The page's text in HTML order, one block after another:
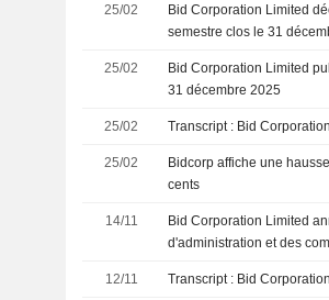
25/02
Bid Corporation Limited
semestre clos le 31
25/02
Bid Corporation Limited
31 décembre 2025
25/02 Transcript : Bid
25/02
Bidcorp affiche une
cents
14/11
Bid Corporation Limited
d'administration et des
12/11 Transcript : Bid